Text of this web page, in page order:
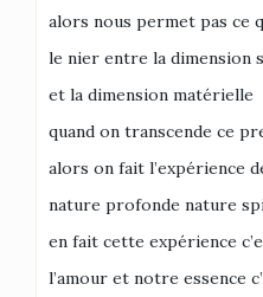
alors nous permet pas ce
le nier entre la dimension
et la dimension matérielle
quand on transcende ce
alors on fait l’expérience
nature profonde nature
en fait cette expérience
l’amour et notre essence